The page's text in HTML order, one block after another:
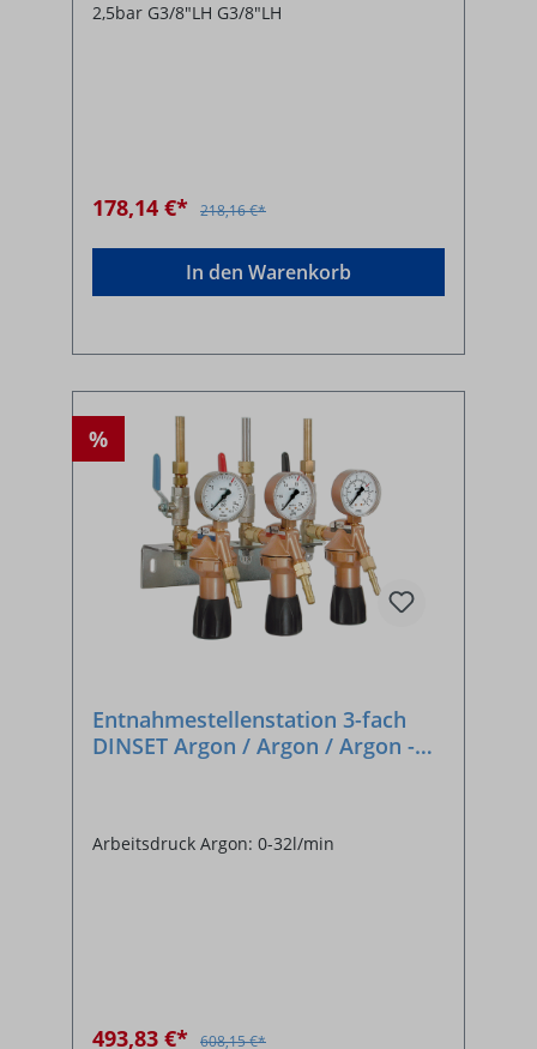
2,5bar G3/8"LH G3/8"LH
178,14 €* 218,16 €*
In den Warenkorb
%
Entnahmestellenstation 3-fach
DINSET Argon / Argon / Argon -
Arbeitsdruck Argon: 0-32l/min
493,83 €* 608,15 €*